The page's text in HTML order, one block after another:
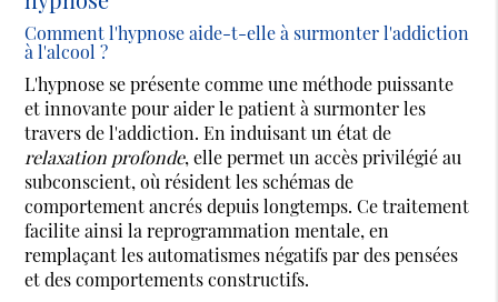
Comment l'hypnose aide-t-elle à surmonter l'addiction
à l'alcool ?
L'hypnose se présente comme une méthode puissante
et innovante pour aider le patient à surmonter les
travers de l'addiction. En induisant un état de
relaxation profonde, elle permet un accès privilégié au
subconscient, où résident les schémas de
comportement ancrés depuis longtemps. Ce traitement
facilite ainsi la reprogrammation mentale, en
remplaçant les automatismes négatifs par des pensées
et des comportements constructifs.